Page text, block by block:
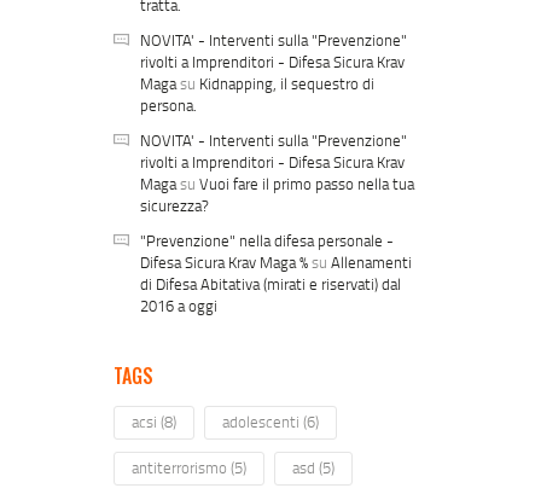
tratta.
NOVITA' - Interventi sulla "Prevenzione"
rivolti a Imprenditori - Difesa Sicura Krav
Magasu Kidnapping, il sequestro di
persona.
NOVITA' - Interventi sulla "Prevenzione"
rivolti a Imprenditori - Difesa Sicura Krav
MagasuVuoi fare il primo passo nella tua
sicurezza?
"Prevenzione" nella difesa personale -
Difesa Sicura Krav Maga %suAllenamenti
di Difesa Abitativa (mirati e riservati) dal
2016 a oggi
TAGS
acsi (8) adolescenti (6)
antiterrorismo (5) asd (5)